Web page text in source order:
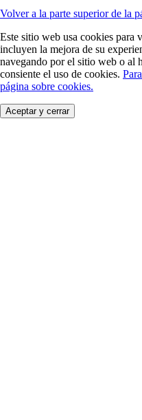
Volver a la parte superior de la
Este sitio web usa cookies para
incluyen la mejora de su
navegando por el sitio web o al
consiente el uso de cookies.
página sobre cookies.
Aceptar y cerrar